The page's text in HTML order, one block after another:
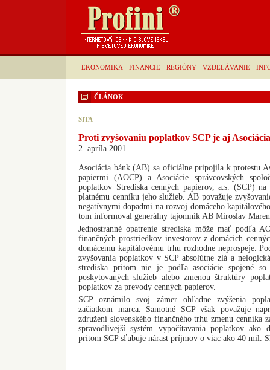
EKONOMIKA FINANCIE REGIÓNY VZDELÁVANIE
ČLÁNOK
SITA
Proti zvyšovaniu poplatkov SCP je aj
2. apríla 2001
Asociácia bánk (AB) sa oficiálne pripojila k protestu
papiermi (AOCP) a Asociácie správcovských
poplatkov Strediska cenných papierov, a.s. (SCP) na
platnému cenníku jeho služieb. AB považuje
negatívnymi dopadmi na rozvoj domáceho
tom informoval generálny tajomník AB Miroslav
Jednostranné opatrenie strediska môže mať podľa
finančných prostriedkov investorov z domácich
domácemu kapitálovému trhu rozhodne neprospeje.
zvyšovania poplatkov v SCP absolútne zlá a
strediska pritom nie je podľa asociácie spojené so
poskytovaných služieb alebo zmenou štruktúry
poplatkov za prevody cenných papierov.
SCP oznámilo svoj zámer ohľadne zvýšenia
začiatkom marca. Samotné SCP však považuje
združení slovenského finančného trhu zmenu cenníka
spravodlivejší systém vypočítavania poplatkov ako
pritom SCP sľubuje nárast príjmov o viac ako 40 mil.